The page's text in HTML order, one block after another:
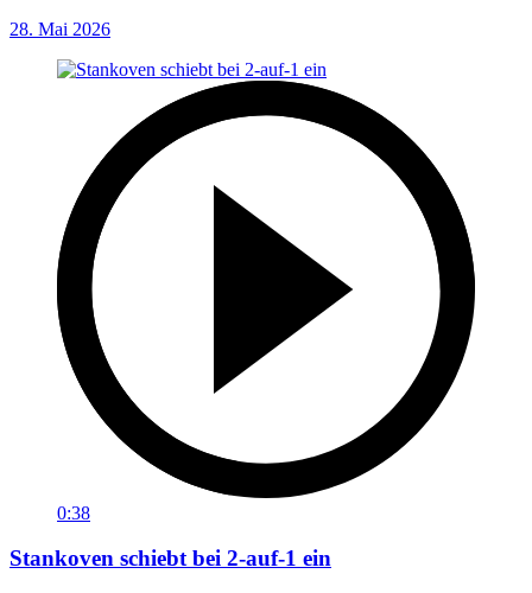
28. Mai 2026
0:38
Stankoven schiebt bei 2-auf-1 ein